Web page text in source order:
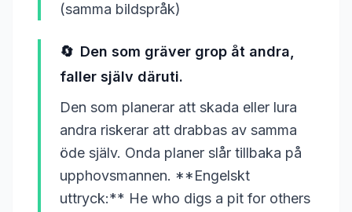
(samma bildspråk)
🔄 Den som gräver grop åt andra,
faller själv däruti.
Den som planerar att skada eller lura
andra riskerar att drabbas av samma
öde själv. Onda planer slår tillbaka på
upphovsmannen. **Engelskt
uttryck:** He who digs a pit for others